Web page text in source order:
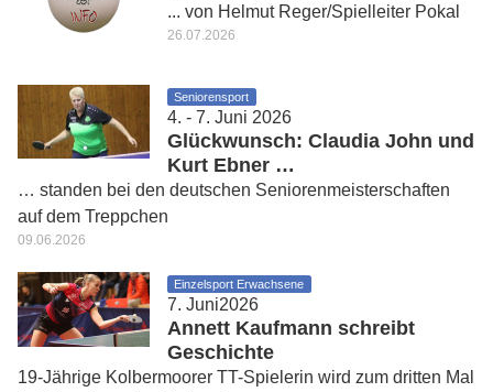
... von Helmut Reger/Spielleiter Pokal
26.07.2026
Seniorensport
4. - 7. Juni 2026
Glückwunsch: Claudia John und
Kurt Ebner …
… standen bei den deutschen Seniorenmeisterschaften
auf dem Treppchen
09.06.2026
Einzelsport Erwachsene
7. Juni2026
Annett Kaufmann schreibt
Geschichte
19-Jährige Kolbermoorer TT-Spielerin wird zum dritten Mal